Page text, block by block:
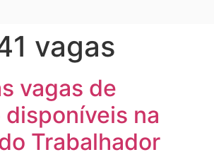
vagas
vagas de
na
Trabalhador